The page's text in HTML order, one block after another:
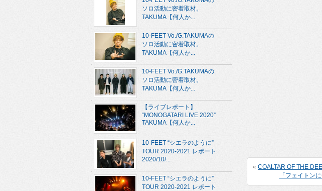
« COALTAR OF THE
「フェイトン
ソロ活動に密着取材。
TAKUMA【何人か...
10-FEET Vo./G.TAKUMAの
ソロ活動に密着取材。
TAKUMA【何人か...
10-FEET Vo./G.TAKUMAの
ソロ活動に密着取材。
TAKUMA【何人か...
【ライブレポート】
“MONOGATARI LIVE 2020”
TAKUMA【何人か...
10-FEET “シエラのように”
TOUR 2020-2021 レポート
2020/10/...
10-FEET “シエラのように”
TOUR 2020-2021 レポート